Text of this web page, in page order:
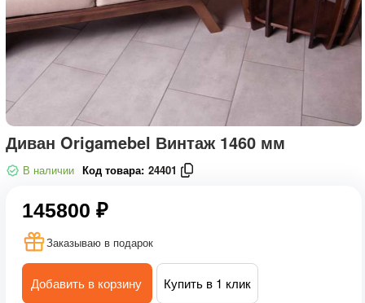
Диван Origamebel Винтаж 1460 мм
В наличии Код товара: 24401
145800 ₽
Заказываю в подарок
Добавить в корзину Купить в 1 клик